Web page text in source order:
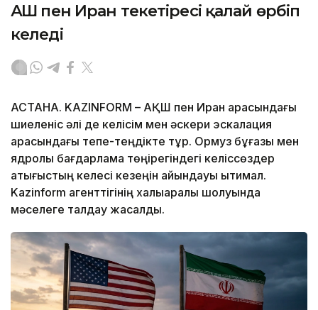
АҚШ пен Иран текетіресі қалай өрбіп
келеді
АСТАНА. KAZINFORM – АҚШ пен Иран арасындағы
шиеленіс әлі де келісім мен әскери эскалация
арасындағы тепе-теңдікте тұр. Ормуз бұғазы мен
ядролық бағдарлама төңірегіндегі келіссөздер
қақтығыстың келесі кезеңін айқындауы ықтимал.
Kazinform агенттігінің халықаралық шолуында
мәселеге талдау жасалды.